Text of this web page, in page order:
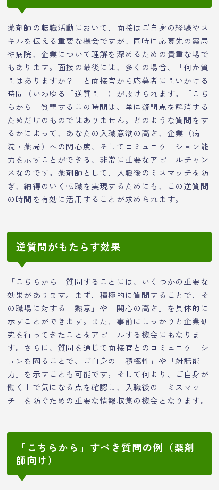
薬剤師の転職活動において、面接はご自身の経験やス
キルを伝える重要な機会ですが、同時に応募先の薬局
や病院、企業について理解を深めるための貴重な場で
もあります。面接の最後には、多くの場合、「何か質
問はありますか？」と面接官から応募者に問いかける
時間（いわゆる「逆質問」）が設けられます。「こち
らから」質問するこの時間は、単に疑問点を解消する
ためだけのものではありません。どのような質問をす
るかによって、あなたの入職意欲の高さ、企業（病
院・薬局）への関心度、そしてコミュニケーション能
力を示すことができる、非常に重要なアピールチャン
スなのです。薬剤師として、入職後のミスマッチを防
ぎ、納得のいく転職を実現するためにも、この逆質問
の時間を有効に活用することが求められます。
逆質問がもたらす効果
「こちらから」質問することには、いくつかの重要な
効果があります。まず、積極的に質問することで、そ
の職場に対する「熱意」や「関心の高さ」を具体的に
示すことができます。また、事前にしっかりと企業研
究を行ってきたことをアピールする機会にもなりま
す。さらに、質問を通じて面接官とのコミュニケーシ
ョンを図ることで、ご自身の「積極性」や「対話能
力」を示すことも可能です。そして何より、ご自身が
働く上で気になる点を確認し、入職後の「ミスマッ
チ」を防ぐための重要な情報収集の機会となります。
「こちらから」すべき質問の例（薬剤
師向け）